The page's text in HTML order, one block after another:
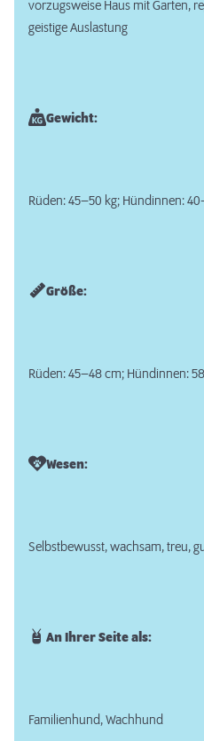
vorzugsweise Haus mit Garten,
geistige Auslastung
Gewicht:
Rüden: 45–50 kg; Hündinnen:
Größe:
Rüden: 45–48 cm; Hündinnen:
Wesen:
Selbstbewusst, wachsam, treu,
An Ihrer Seite als:
Familienhund, Wachhund